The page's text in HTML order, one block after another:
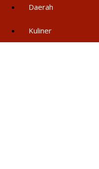
Daerah
Kuliner